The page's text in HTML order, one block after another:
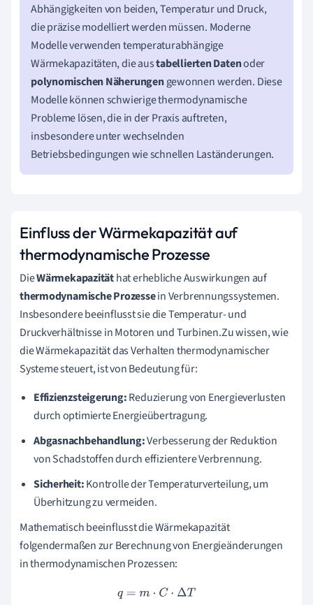
Abhängigkeiten von beiden, Temperatur und Druck,
die präzise modelliert werden müssen. Moderne
Modelle verwenden temperaturabhängige
Wärmekapazitäten, die austabellierten Datenoder
polynomischen Näherungengewonnen werden. Diese
Modelle können schwierige thermodynamische
Probleme lösen, die in der Praxis auftreten,
insbesondere unter wechselnden
Betriebsbedingungen wie schnellen Laständerungen.
Einfluss der Wärmekapazität auf
thermodynamische Prozesse
DieWärmekapazitäthat erhebliche Auswirkungen auf
thermodynamische Prozessein Verbrennungssystemen.
Insbesondere beeinflusst sie die Temperatur- und
Druckverhältnisse in Motoren und Turbinen.Zu wissen, wie
die Wärmekapazität das Verhalten thermodynamischer
Systeme steuert, ist von Bedeutung für:
Effizienzsteigerung:Reduzierung von Energieverlusten
durch optimierte Energieübertragung.
Abgasnachbehandlung:Verbesserung der Reduktion
von Schadstoffen durch effizientere Verbrennung.
Sicherheit:Kontrolle der Temperaturverteilung, um
Überhitzung zu vermeiden.
Mathematisch beeinflusst die Wärmekapazität
folgendermaßen zur Berechnung von Energieänderungen
in thermodynamischen Prozessen:
q=m⋅ C⋅ΔT